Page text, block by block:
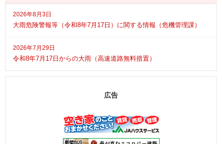
2026年8月3日
大雨危険警報等（令和8年7月17日）に関する情報（危機管理課）
2026年7月29日
令和8年7月17日からの大雨（高速道路無料措置）
広告